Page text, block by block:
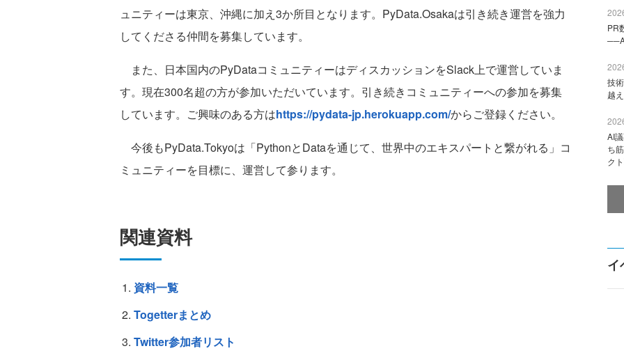
ュニティーは東京、沖縄に加え3か所目となります。PyData.Osakaは引き続き運営を強力
してくださる仲間を募集しています。
また、日本国内のPyDataコミュニティーはディスカッションをSlack上で運営していま
す。現在300名超の方が参加いただいています。引き続きコミュニティーへの参加を募集
しています。ご興味のある方はhttps://pydata-jp.herokuapp.com/からご登録ください。
今後もPyData.Tokyoは「PythonとDataを通じて、世界中のエキスパートと繋がれる」コ
ミュニティーを目標に、運営して参ります。
関連資料
資料一覧
Togetterまとめ
Twitter参加者リスト
PR
技
越
AI
ち
ク
イ